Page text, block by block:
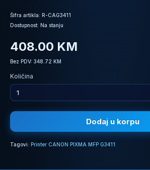
Šifra artikla: R-CAG3411
Dostupnost: Na stanju
408.00 KM
Bez PDV: 348.72 KM
Količina
Dodaj u korpu
Tagovi: Printer CANON PIXMA MFP G3411